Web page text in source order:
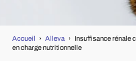
Accueil › Alleva › Insuffisance rénale
en charge nutritionnelle